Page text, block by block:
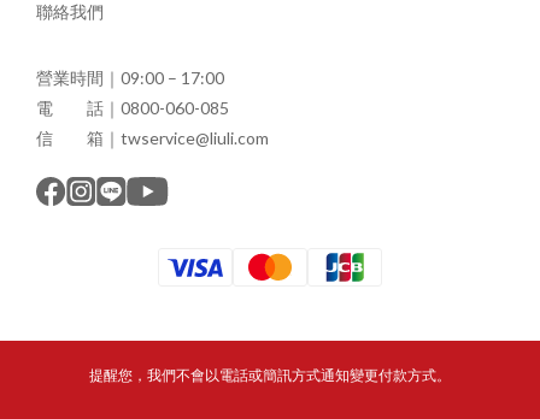
聯絡我們
營業時間｜09:00 – 17:00
電 話｜0800-060-085
信 箱｜twservice@liuli.com
提醒您，我們不會以電話或簡訊方式通知變更付款方式。